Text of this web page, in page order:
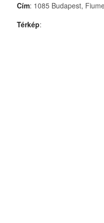
Cím: 1085 Budapest,
Térkép: